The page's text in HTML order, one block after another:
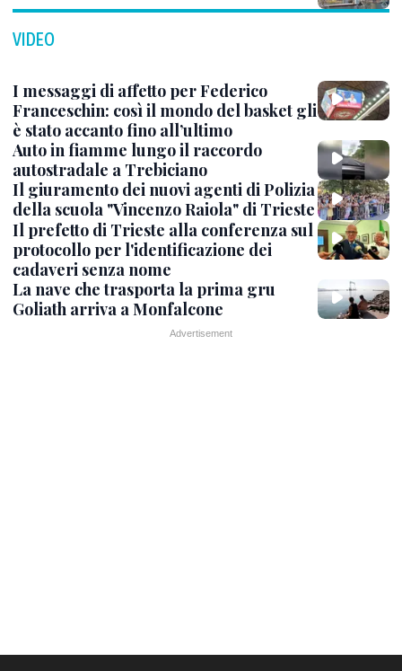
VIDEO
I messaggi di affetto per Federico
Franceschin: così il mondo del basket gli
è stato accanto fino all’ultimo
Auto in fiamme lungo il raccordo
autostradale a Trebiciano
Il giuramento dei nuovi agenti di Polizia
della scuola "Vincenzo Raiola" di Trieste
Il prefetto di Trieste alla conferenza sul
protocollo per l'identificazione dei
cadaveri senza nome
La nave che trasporta la prima gru
Goliath arriva a Monfalcone